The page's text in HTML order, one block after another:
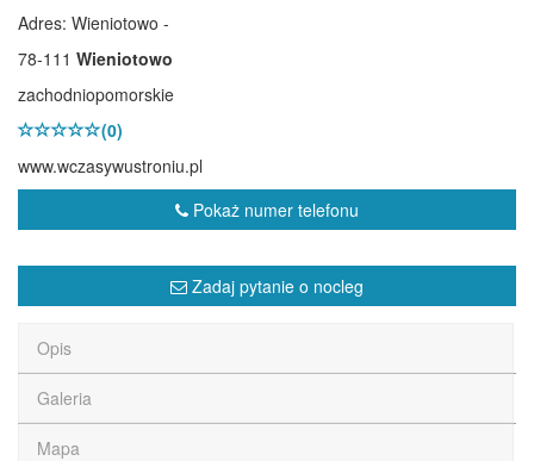
Adres: Wieniotowo -
78-111 Wieniotowo
zachodniopomorskie
(0)
www.wczasywustroniu.pl
Pokaż numer telefonu
Zadaj pytanie o nocleg
Opis
Galeria
Mapa